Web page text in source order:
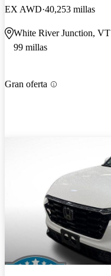
EX AWD 40,253 millas
White River Junction, VT
99 millas
Gran oferta